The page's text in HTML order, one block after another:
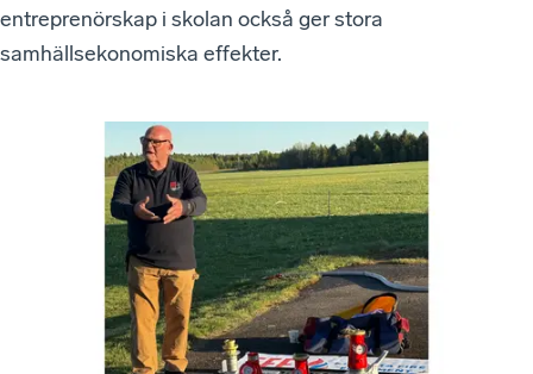
entreprenörskap i skolan också ger stora
samhällsekonomiska effekter.